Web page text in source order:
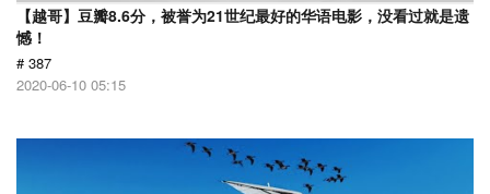
【越哥】豆瓣8.6分，被誉为21世纪最好的华语电影，没看过就是遗
憾！
# 387
2020-06-10 05:15